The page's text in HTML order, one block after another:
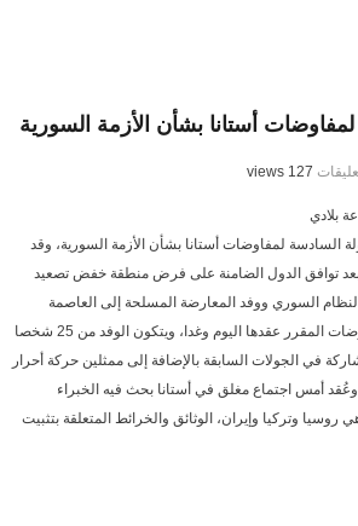
أستانا بشأن الأزمة السورية
127 views
السادسة لمفاوضات أستانا بشأن الأزمة السورية، وقد
توافق الدول الضامنة على فرض منطقة خفض تصعيد
السوري ووفد المعارضة المسلحة إلى العاصمة
الكزاخية للمشاركة في المفاوضات المقرر عقدها اليوم وغدا، ويتكون الوفد من 25 شخصا
في الجولات السابقة بالإضافة إلى ممثلين حركة أحرار
أمس اجتماع مغلق في أستانا بحث فيه الخبراء
وتركيا وإيران، الوثائق والخرائط المتعلقة بتثبيت